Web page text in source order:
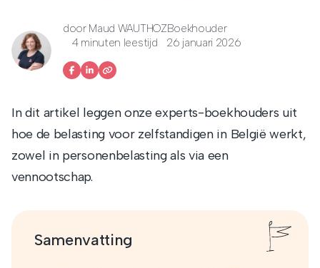
door Maud WAUTHOZBoekhouder
4 minuten leestijd
26 januari 2026
In dit artikel leggen onze experts-boekhouders uit
hoe de belasting voor zelfstandigen in België werkt,
zowel in personenbelasting als via een
vennootschap.
Samenvatting